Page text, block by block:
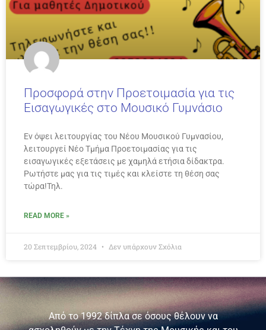
Προσφορά στην Προετοιμασία για τις
Εισαγωγικές στο Μουσικό Γυμνάσιο
Εν όψει λειτουργίας του Νέου Μουσικού Γυμνασίου,
λειτουργεί Νέο Τμήμα Προετοιμασίας για τις
εισαγωγικές εξετάσεις με χαμηλά ετήσια δίδακτρα.
Ρωτήστε μας για τις τιμές και κλείστε τη θέση σας
τώρα!Τηλ.
READ MORE »
20 Σεπτεμβρίου, 2024 Δεν υπάρχουν Σχόλια
Από το 1992 δίπλα σε όσους θέλουν να